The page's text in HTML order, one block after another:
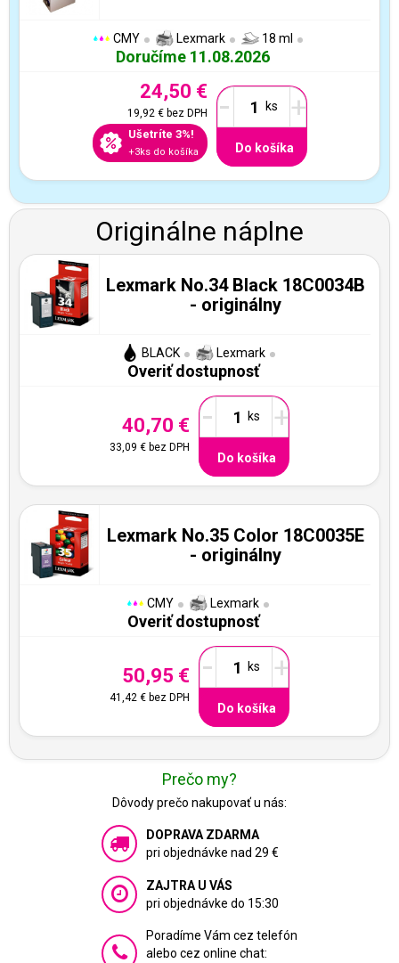
CMY Lexmark 18 ml
Doručíme 11.08.2026
24,50 €
19,92 €bez DPH
Ušetríte 3%!
+3ks do košíka
- +
Do košíka
Originálne náplne
Lexmark No.34 Black 18C0034B
- originálny
BLACK Lexmark
Overiť dostupnosť
40,70 €
33,09 € bez DPH
- +
Do košíka
Lexmark No.35 Color 18C0035E
- originálny
CMY Lexmark
Overiť dostupnosť
50,95 €
41,42 € bez DPH
- +
Do košíka
Prečo my?
Dôvody prečo nakupovať u nás:
DOPRAVA ZDARMA
pri objednávke nad 29 €
ZAJTRA U VÁS
pri objednávke do 15:30
Poradíme Vám cez telefón
alebo cez online chat: